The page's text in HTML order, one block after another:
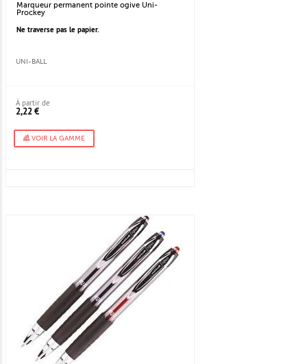
Marqueur permanent pointe ogive Uni-
Prockey
Ne traverse pas le papier.
UNI-BALL
À partir de
2,22 €
VOIR LA GAMME